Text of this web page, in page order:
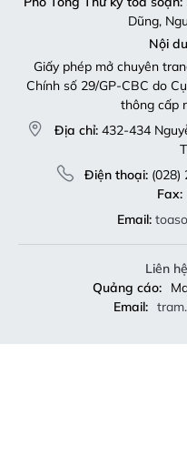
Dũng,
Nội
Giấy phép mở chuyên
Chính số 29/GP-CBC do
thông cấp
Địa chỉ: 432-434
Điện thoại:(028)
Fax:
Email:
Liên
Quảng cáo:
Email: